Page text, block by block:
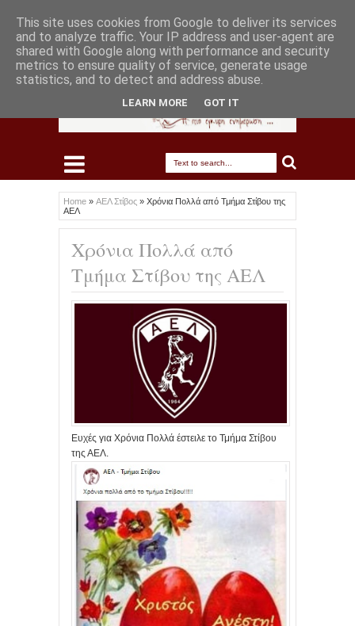
Home » ΑΕΛ Στίβος » Χρόνια Πολλά από Τμήμα Στίβου της
ΑΕΛ
Χρόνια Πολλά από
Τμήμα Στίβου της ΑΕΛ
Ευχές για Χρόνια Πολλά έστειλε το Τμήμα Στίβου
της ΑΕΛ.
This site uses cookies from Google to deliver its services
and to analyze traffic. Your IP address and user-agent are
shared with Google along with performance and security
metrics to ensure quality of service, generate usage
statistics, and to detect and address abuse.
LEARN MORE GOT IT